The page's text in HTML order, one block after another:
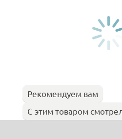
Рекомендуем вам
С этим товаром